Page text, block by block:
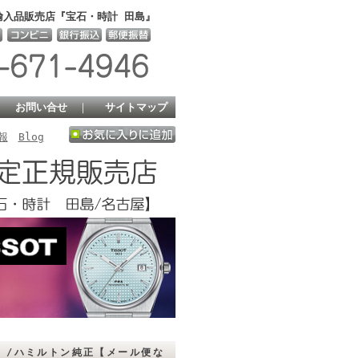
品販売店『宝石・時計 田島』
お問い合せ ｜ サイトマップ
Blog
ミルトン純正【メール便な